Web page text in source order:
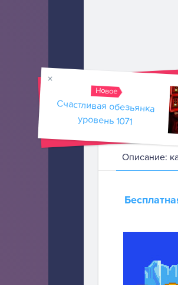
Описание:
Новое
Счастливая обезьянка
уровень 1071